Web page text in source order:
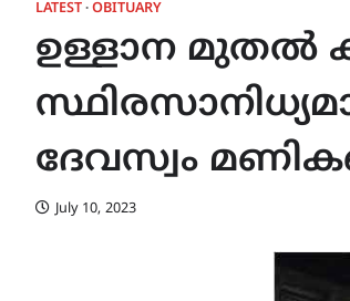
LATEST OBITUARY
ഉള്ളാന മുതൽ
ദേവസ്വം
July 10, 2023